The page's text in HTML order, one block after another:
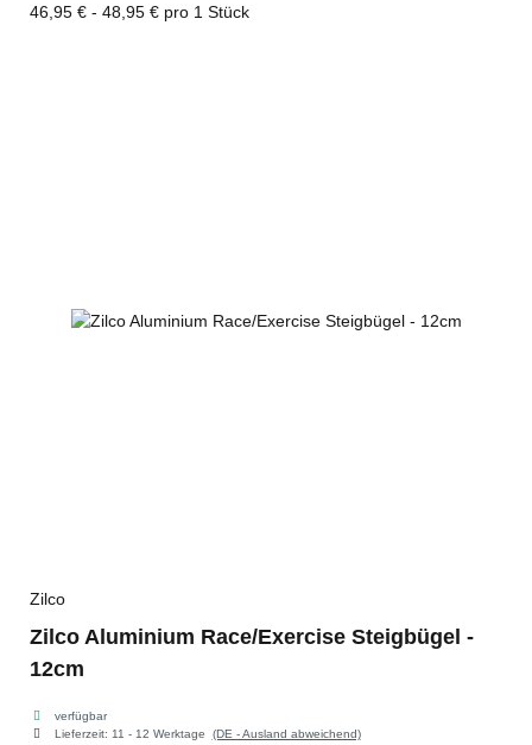
46,95 € - 48,95 € pro 1 Stück
Zilco
Zilco Aluminium Race/Exercise Steigbügel -
12cm
verfügbar
Lieferzeit: 11 - 12 Werktage (DE - Ausland abweichend)